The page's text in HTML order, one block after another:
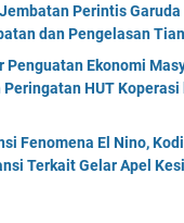
Perintis
dan Pengelasan
Penguatan Ekonomi
HUT Koperasi
Fenomena El Nino,
Terkait Gelar Apel